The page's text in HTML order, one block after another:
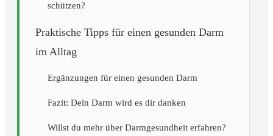
schützen?
Praktische Tipps für einen gesunden Darm
im Alltag
Ergänzungen für einen gesunden Darm
Fazit: Dein Darm wird es dir danken
Willst du mehr über Darmgesundheit erfahren?